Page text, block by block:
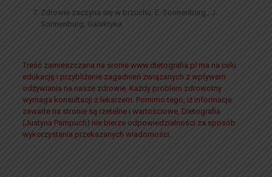
Zdrowie zaczyna się w brzuchu, E. Sonnenburg., J.
Sonnenburg, Galaktyka
Treść zamieszczana na sronie www.dietografia.pl ma na celu
edukację i przybliżenie zagadnień związanych z wpływem
odżywiania na nasze zdrowie. Każdy problem zdrowotny
wymaga konsultacji z lekarzem. Pomimo tego, iż informacje
zawarte na stronie są rzetelne i wartościowe, Dietografia
(Justyna Pampuch) nie bierze odpowiedzialności za sposób
wykorzystania przekazanych wiadomości.